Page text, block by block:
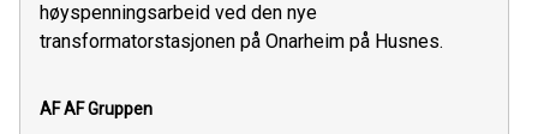
høyspenningsarbeid ved den nye
transformatorstasjonen på Onarheim på Husnes.
AFAF Gruppen